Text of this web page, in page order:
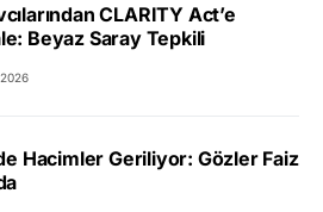
CLARITY Act’e
Beyaz Saray Tepkili
Hacimler Geriliyor: Gözler Faiz